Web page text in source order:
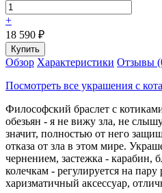
+
18 590 ₽
Обзор Характеристики Отзывы
Посмотреть все украшения с
Философский браслет с
обезьян - я не вижу зла, не
значит, полностью от него
отказа от зла в этом мире.
чернением, застежка - карабин,
колечкам - регулируется на
харизматичный аксессуар,